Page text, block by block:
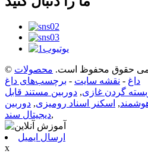
محصولات
داغ - نقشه سایت - برچسب‌های داغ
گردن غازی, دوربین مستند قابل
, اسکنر اسناد رومیزی, دوربین
دیجیتال سند,
ارسال ایمیل
x